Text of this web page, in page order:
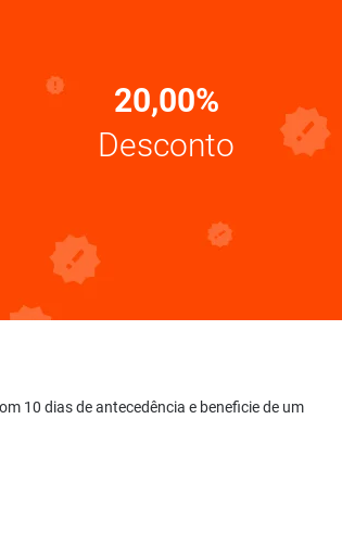
20,00%
Desconto
10 dias de antecedência e beneficie de um